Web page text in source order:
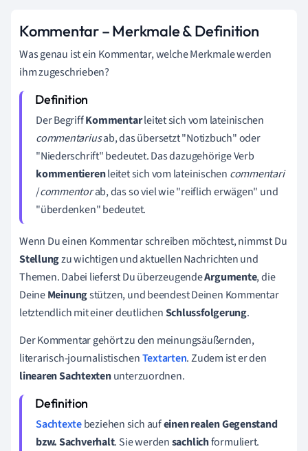
Kommentar – Merkmale & Definition
Was genau ist ein Kommentar, welche Merkmale werden
ihm zugeschrieben?
Der BegriffKommentarleitet sich vom lateinischen
commentariusab, das übersetzt "Notizbuch" oder
"Niederschrift" bedeutet. Das dazugehörige Verb
kommentierenleitet sich vom lateinischen commentari
/commentorab, das so viel wie "reiflich erwägen" und
"überdenken" bedeutet.
Wenn Du einen Kommentar schreiben möchtest, nimmst Du
Stellungzu wichtigen und aktuellen Nachrichten und
Themen. Dabei lieferst Du überzeugendeArgumente, die
DeineMeinungstützen, und beendest Deinen Kommentar
letztendlich mit einer deutlichenSchlussfolgerung.
Der Kommentar gehört zu den meinungsäußernden,
literarisch-journalistischenTextarten. Zudem ist er den
linearenSachtextenunterzuordnen.
Sachtextebeziehen sich aufeinen realen Gegenstand
bzw. Sachverhalt. Sie werdensachlichformuliert.